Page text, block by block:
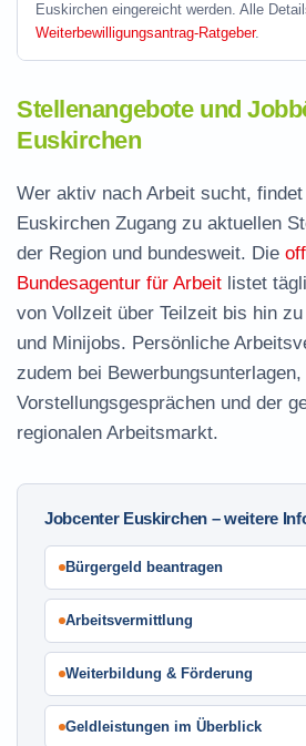
Euskirchen eingereicht werden. Alle
Weiterbewilligungsantrag-Ratgeber.
Stellenangebote und
Euskirchen
Wer aktiv nach Arbeit sucht,
Euskirchen Zugang zu aktuellen
der Region und bundesweit. Die
Bundesagentur für Arbeit listet
von Vollzeit über Teilzeit bis hin
und Minijobs. Persönliche
zudem bei Bewerbungsunterlagen,
Vorstellungsgesprächen und der
regionalen Arbeitsmarkt.
Jobcenter Euskirchen – weitere
Bürgergeld beantragen
Arbeitsvermittlung
Weiterbildung & Förderung
Geldleistungen im Überblick